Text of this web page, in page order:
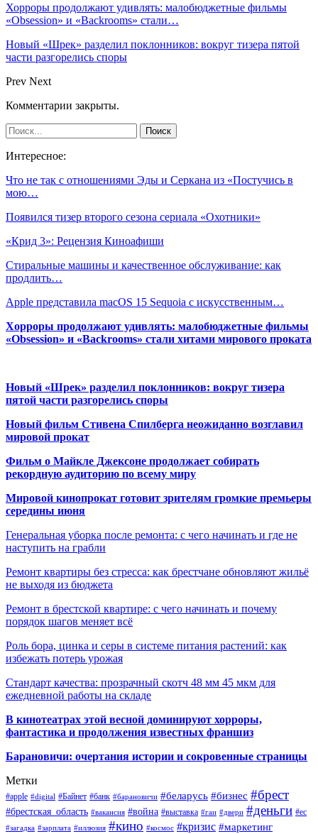
Хорроры продолжают удивлять: малобюджетные фильмы
«Obsession» и «Backrooms» стали…
Новый «Шрек» разделил поклонников: вокруг тизера пятой
части разгорелись споры
Prev Next
Комментарии закрыты.
Интересное:
Что не так с отношениями Эды и Серкана из «Постучись в
мою…
Появился тизер второго сезона сериала «Охотники»
«Крид 3»: Рецензия Киноафиши
Стиральные машины и качественное обслуживание: как
продлить…
Apple представила macOS 15 Sequoia с искусственным…
Хорроры продолжают удивлять: малобюджетные фильмы
«Obsession» и «Backrooms» стали хитами мирового проката
Новый «Шрек» разделил поклонников: вокруг тизера
пятой части разгорелись споры
Новый фильм Стивена Спилберга неожиданно возглавил
мировой прокат
Фильм о Майкле Джексоне продолжает собирать
рекордную аудиторию по всему миру
Мировой кинопрокат готовит зрителям громкие премьеры
середины июня
Генеральная уборка после ремонта: с чего начинать и где не
наступить на грабли
Ремонт квартиры без стресса: как брестчане обновляют жильё
не выходя из бюджета
Ремонт в брестской квартире: с чего начинать и почему
порядок шагов меняет всё
Роль бора, цинка и серы в системе питания растений: как
избежать потерь урожая
Стандарт качества: прозрачный скотч 48 мм 45 мкм для
ежедневной работы на складе
В кинотеатрах этой весной доминируют хорроры,
фантастика и продолжения известных франшиз
Барановичи: очертания истории и сокровенные страницы
Метки
#apple #digital #Байнет #банк #барановичи #беларусь #бизнес #брест
#брестская_область #вакансия #война #выставка #гаи #двери #деньги #ес
#загадка #зарплата #иллюзия #кино #космос #кризис #маркетинг